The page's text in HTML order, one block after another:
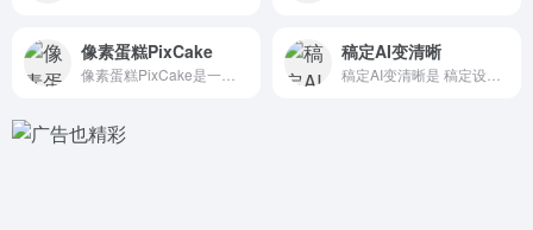
像素蛋糕PixCake 稿定AI变清晰